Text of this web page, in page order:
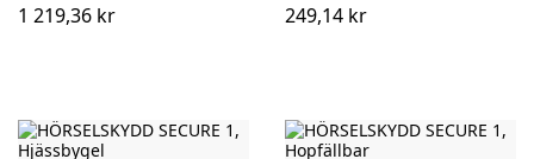
1 219,36 kr 249,14 kr